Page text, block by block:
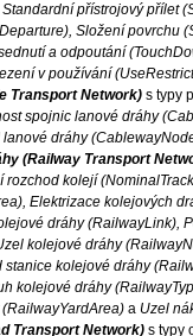
přístrojový přílet
Složení povrchu
a odpoutání
v používání
Transport Network) s typy
spojnic lanové dráhy
lanové dráhy
(Railway Transport
kolejí
Elektrizace kolejových
dráhy (RailwayLink),
kolejové dráhy
stanice kolejové dráhy
kolejové dráhy
a Uzel
Transport Network) s typy